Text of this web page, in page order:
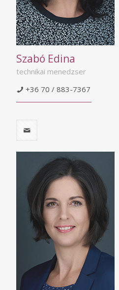
Szabó Edina
technikai menedzser
+36 70 / 883-7367